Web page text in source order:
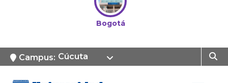
Bogotá
Campus: Cúcuta